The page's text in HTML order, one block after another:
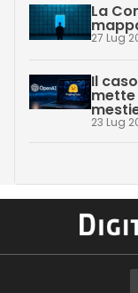
La
27 Lug
Il
mette
23 Lug